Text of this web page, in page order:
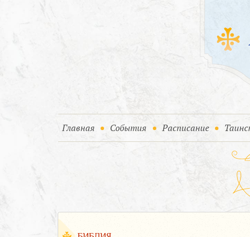
Главная (current)
События (current)
Расписание